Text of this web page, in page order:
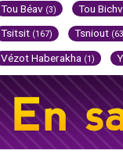
Tou Béav (3) Tou
Tsitsit (167) Tsniout
Vézot Haberakha (1)